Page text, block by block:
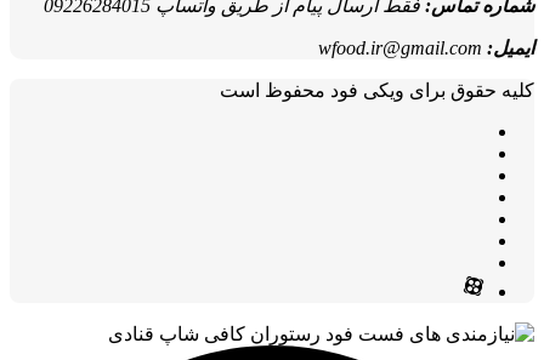
شماره تماس: فقط ارسال پیام از طریق واتساپ 09226284015
ایمیل: wfood.ir@gmail.com
کلیه حقوق برای ویکی فود محفوظ است